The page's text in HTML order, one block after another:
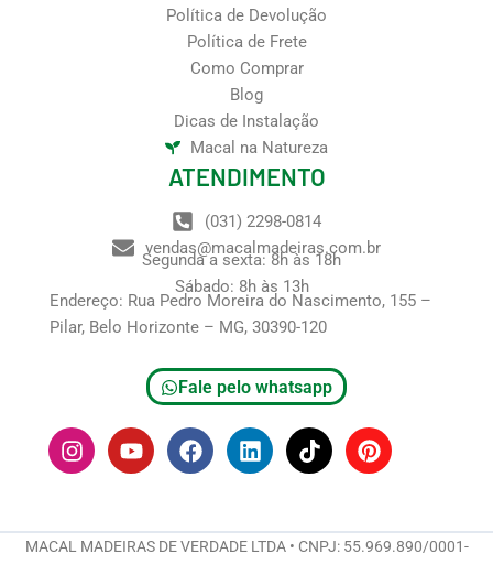
Política de Devolução
Política de Frete
Como Comprar
Blog
Dicas de Instalação
Macal na Natureza
ATENDIMENTO
(031) 2298-0814
vendas@macalmadeiras.com.br
Segunda a sexta: 8h às 18h
Sábado: 8h às 13h
Endereço: Rua Pedro Moreira do Nascimento, 155 –
Pilar, Belo Horizonte – MG, 30390-120
Fale pelo whatsapp
I
n
s
g
Y
o
u
b
F
a
c
o
L
i
n
d
T
i
k
k
P
i
n
r
MACAL MADEIRAS DE VERDADE LTDA • CNPJ: 55.969.890/0001-